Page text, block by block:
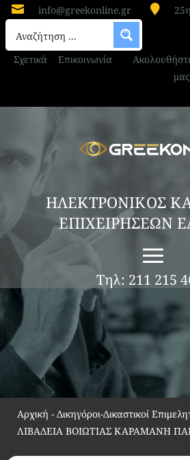
 info@greekonline.gr 
Σχετικά Επικοινωνία
ΗΛΕΚΤΡΟΝΙΚΟΣ
ΕΠΙΧΕΙΡΗΣΕΩΝ
Τηλ: 211 215
Αρχική - Δικηγόροι-Δικαστικοί
ΛΙΒΑΔΕΙΑ ΒΟΙΩΤΙΑΣ ΚΑΡΑΜΑΝΗ